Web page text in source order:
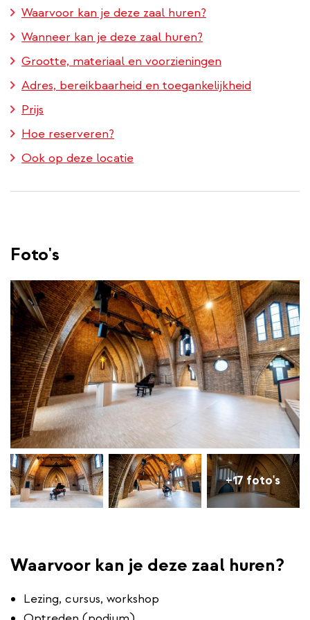
Waarvoor kan je deze zaal huren?
Wanneer kan je deze zaal huren?
Grootte, materiaal en voorzieningen
Adres, bereikbaarheid en toegankelijkheid
Prijs
Hoe reserveren?
Ook op deze locatie
+17 foto's
Foto's
Waarvoor kan je deze zaal huren?
Lezing, cursus, workshop